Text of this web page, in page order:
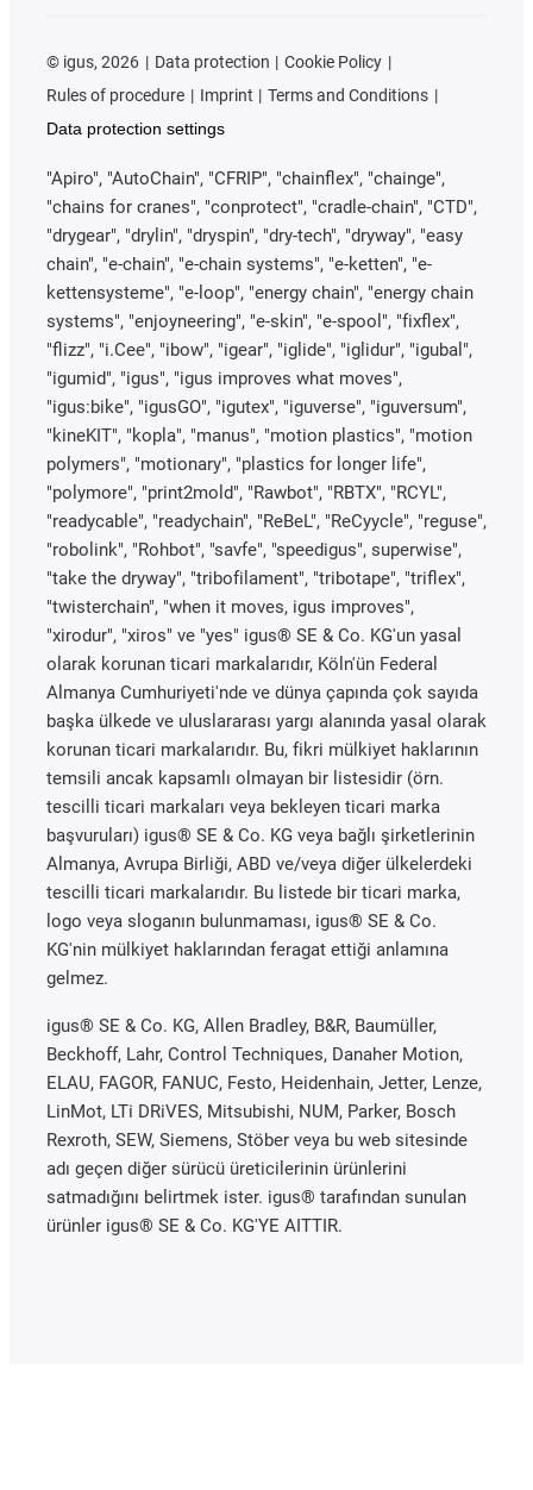
© igus, 2026 Data protection
Cookie Policy
Rules of procedure
Imprint
Terms and Conditions
Data protection settings
"Apiro", "AutoChain", "CFRIP", "chainflex", "chainge",
"chains for cranes", "conprotect", "cradle-chain", "CTD",
"drygear", "drylin", "dryspin", "dry-tech", "dryway", "easy
chain", "e-chain", "e-chain systems", "e-ketten", "e-
kettensysteme", "e-loop", "energy chain", "energy chain
systems", "enjoyneering", "e-skin", "e-spool", "fixflex",
"flizz", "i.Cee", "ibow", "igear", "iglide", "iglidur", "igubal",
"igumid", "igus", "igus improves what moves",
"igus:bike", "igusGO", "igutex", "iguverse", "iguversum",
"kineKIT", "kopla", "manus", "motion plastics", "motion
polymers", "motionary", "plastics for longer life",
"polymore", "print2mold", "Rawbot", "RBTX", "RCYL",
"readycable", "readychain", "ReBeL", "ReCyycle", "reguse",
"robolink", "Rohbot", "savfe", "speedigus", superwise",
"take the dryway", "tribofilament", "tribotape", "triflex",
"twisterchain", "when it moves, igus improves",
"xirodur", "xiros" ve "yes" igus® SE & Co. KG'un yasal
olarak korunan ticari markalarıdır, Köln'ün Federal
Almanya Cumhuriyeti'nde ve dünya çapında çok sayıda
başka ülkede ve uluslararası yargı alanında yasal olarak
korunan ticari markalarıdır. Bu, fikri mülkiyet haklarının
temsili ancak kapsamlı olmayan bir listesidir (örn.
tescilli ticari markaları veya bekleyen ticari marka
başvuruları) igus® SE & Co. KG veya bağlı şirketlerinin
Almanya, Avrupa Birliği, ABD ve/veya diğer ülkelerdeki
tescilli ticari markalarıdır. Bu listede bir ticari marka,
logo veya sloganın bulunmaması, igus® SE & Co.
KG'nin mülkiyet haklarından feragat ettiği anlamına
gelmez.
igus® SE & Co. KG, Allen Bradley, B&R, Baumüller,
Beckhoff, Lahr, Control Techniques, Danaher Motion,
ELAU, FAGOR, FANUC, Festo, Heidenhain, Jetter, Lenze,
LinMot, LTi DRiVES, Mitsubishi, NUM, Parker, Bosch
Rexroth, SEW, Siemens, Stöber veya bu web sitesinde
adı geçen diğer sürücü üreticilerinin ürünlerini
satmadığını belirtmek ister. igus® tarafından sunulan
ürünler igus® SE & Co. KG'YE AITTIR.